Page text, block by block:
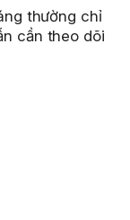
thường chỉ
cần theo dõi